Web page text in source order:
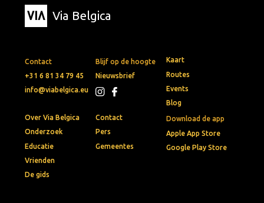
Via Belgica
Contact
+31 6 81 34 79 45
info@viabelgica.eu
Blijf op de hoogte
Nieuwsbrief
Download de app
Apple App Store
Google Play Store
Kaart
Routes
Events
Blog
Over Via Belgica
Onderzoek
Educatie
Vrienden
De gids
Contact
Pers
Gemeentes